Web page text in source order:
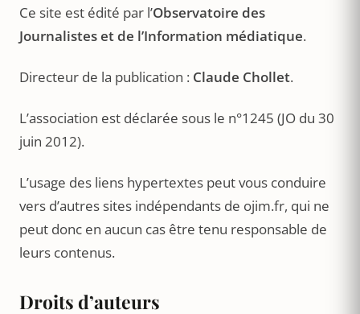
Ce site est édité par l’Observatoire des
Journalistes et de l’Information médiatique.
Directeur de la publication : Claude Chollet.
L’association est déclarée sous le n°1245 (JO du 30
juin 2012).
L’usage des liens hypertextes peut vous conduire
vers d’autres sites indépendants de ojim.fr, qui ne
peut donc en aucun cas être tenu responsable de
leurs contenus.
Droits d’auteurs